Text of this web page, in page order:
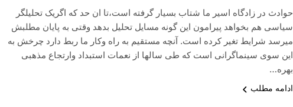
حوادث در زادگاه اسیر ما شتاب بسیار گرفته است،تا ان حد که اگریک تحلیلگر
سیاسی هم بخواهد پیرامون این گونه مسایل تحلیل بدهد وقتی به پایان مطلبش
میرسد شرایط تغیر کرده است. آنچه مستقیم به راه وکار ما ربط دارد چرخش به
این سوی سینماگرانی است که طی سالها از نعمات استبداد وارتجاع مذهبی
بهره…
ادامه مطلب